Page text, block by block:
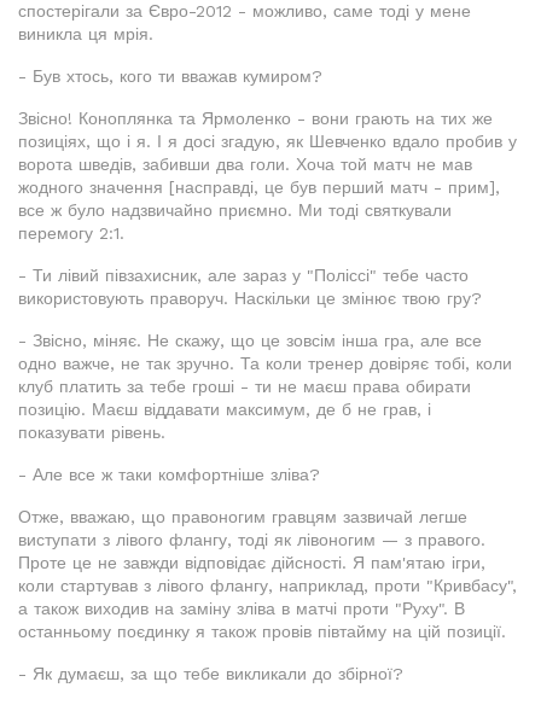
спостерігали за Євро-2012 - можливо, саме тоді у мене
виникла ця мрія.
- Був хтось, кого ти вважав кумиром?
Звісно! Коноплянка та Ярмоленко - вони грають на тих же
позиціях, що і я. І я досі згадую, як Шевченко вдало пробив у
ворота шведів, забивши два голи. Хоча той матч не мав
жодного значення [насправді, це був перший матч - прим],
все ж було надзвичайно приємно. Ми тоді святкували
перемогу 2:1.
- Ти лівий півзахисник, але зараз у "Поліссі" тебе часто
використовують праворуч. Наскільки це змінює твою гру?
- Звісно, міняє. Не скажу, що це зовсім інша гра, але все
одно важче, не так зручно. Та коли тренер довіряє тобі, коли
клуб платить за тебе гроші - ти не маєш права обирати
позицію. Маєш віддавати максимум, де б не грав, і
показувати рівень.
- Але все ж таки комфортніше зліва?
Отже, вважаю, що правоногим гравцям зазвичай легше
виступати з лівого флангу, тоді як лівоногим — з правого.
Проте це не завжди відповідає дійсності. Я пам'ятаю ігри,
коли стартував з лівого флангу, наприклад, проти "Кривбасу",
а також виходив на заміну зліва в матчі проти "Руху". В
останньому поєдинку я також провів півтайму на цій позиції.
- Як думаєш, за що тебе викликали до збірної?